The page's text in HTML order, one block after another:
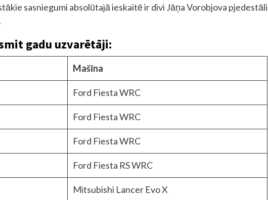
sasniegumi absolūtajā ieskaitē ir divi Jāņa Vorobjova pjedestāli
gadu uzvarētāji:
Mašīna
Ford Fiesta WRC
Ford Fiesta WRC
Ford Fiesta WRC
Ford Fiesta RS WRC
Mitsubishi Lancer Evo X